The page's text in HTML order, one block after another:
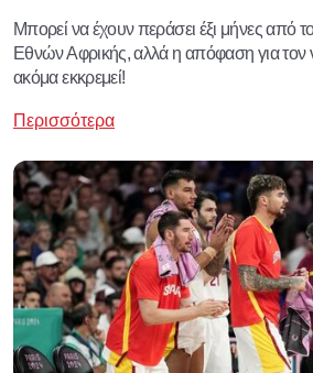
Μπορεί να έχουν περάσει έξι μήνες από
Εθνών Αφρικής, αλλά η απόφαση για τον
ακόμα εκκρεμεί!
Περισσότερα